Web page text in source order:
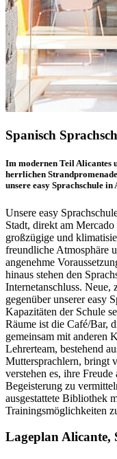
Spanisch
Im modernen Teil Alicantes
herrlichen
unsere easy Sprachschule in
Unsere easy
Stadt, direkt am
großzügige und
freundliche Atmosphäre
angenehme
hinaus stehen den
Internetanschluss. Neue,
gegenüber unserer easy
Kapazitäten der Schule
Räume ist die Café/Bar,
gemeinsam mit anderen
Lehrerteam, bestehend
Muttersprachlern, bringt
verstehen es, ihre
Begeisterung zu
ausgestattete Bibliothek
Trainingsmöglichkeiten
Lageplan Alicante,